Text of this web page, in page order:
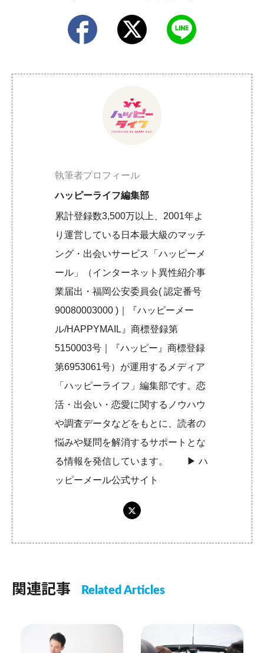
執筆者プロフィール
ハッピーライフ編集部
累計登録数3,500万以上、2001年よ
り運営している日本最大級のマッチ
ング・出会いサービス「ハッピーメ
ール」（インターネット異性紹介事
業届出・福岡公安委員会( 認定番号
90080003000 )｜『ハッピーメー
ル/HAPPYMAIL』商標登録第
5150003号｜『ハッピー』商標登録
第6953061号）が運用するメディア
「ハッピーライフ」編集部です。恋
活・出会い・恋愛に関するノウハウ
や調査データなどをもとに、読者の
悩みや疑問を解消するサポートとな
る情報を発信しています。 ▶︎ハ
ッピーメール公式サイト
関連記事 Related Articles